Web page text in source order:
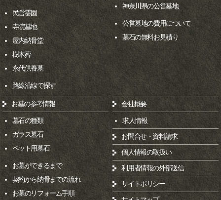
民営霊園
寺院墓地
屋内納骨堂
樹木葬
永代供養墓
路線沿線で探す
神奈川県の公営墓地
公営墓地の費用について
墓石の無料お見積り
お墓の参考情報
墓石の種類
ガラス墓石
ペット用墓石
お墓ができるまで
契約から納骨までの流れ
お墓のリフォーム手順
会社概要
求人情報
お問合せ・資料請求
個人情報の取扱い
利用者情報の外部送信
サイトポリシー